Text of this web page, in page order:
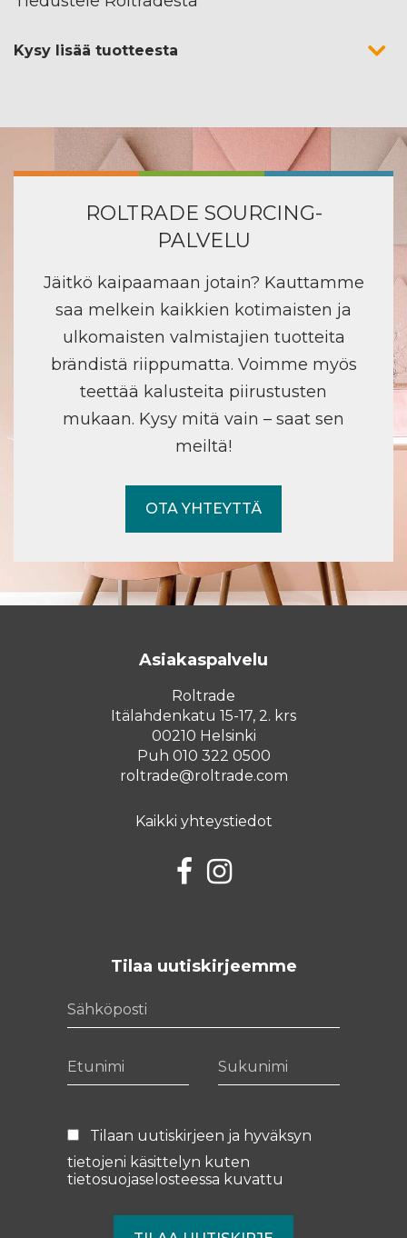
Kysy lisää tuotteesta
ROLTRADE SOURCING-
PALVELU
Jäitkö kaipaamaan jotain? Kauttamme
saa melkein kaikkien kotimaisten ja
ulkomaisten valmistajien tuotteita
brändistä riippumatta. Voimme myös
teettää kalusteita piirustusten
mukaan. Kysy mitä vain – saat sen
meiltä!
OTA YHTEYTTÄ
Asiakaspalvelu
Roltrade
Itälahdenkatu 15-17, 2. krs
00210 Helsinki
Puh 010 322 0500
roltrade@roltrade.com
Kaikki yhteystiedot
FacebookInstagram
Tilaa uutiskirjeemme
Tilaan uutiskirjeen ja hyväksyn
tietojeni käsittelyn kuten
tietosuojaselosteessa kuvattu